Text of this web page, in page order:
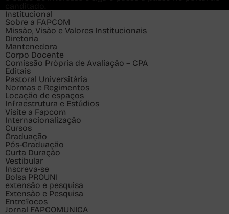
Institucional
Sobre a FAPCOM
Missão, Visão e Valores Institucionais
Diretoria
Mantenedora
Corpo Docente
Comissão Própria de Avaliação – CPA
Editais
Pastoral Universitária
Normas e Regimentos
Locação de espaços
Infraestrutura e Estúdios
Visite a Fapcom
Internacionalização
Cursos
Graduação
Pós-Graduação
Curta Duração
Vestibular
Inscreva-se
Bolsa PROUNI
extensão e pesquisa
Extensão e Pesquisa
Entrefocos
Jornal FAPCOMUNICA